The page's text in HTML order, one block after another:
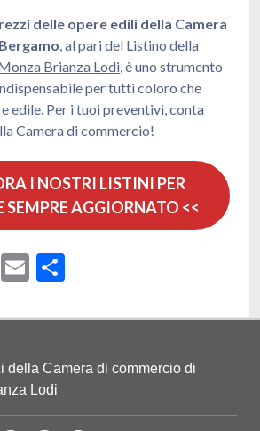
delle opere edili della Camera
, al pari del Listino della
Brianza Lodi, è uno strumento
per tutti coloro che
edile. Per i tuoi preventivi, conta
Camera di commercio!
I NOSTRI LISTINI PER
SEMPRE AGGIORNATO <<
LinkedIn
Email
della Camera di commercio di
Lodi